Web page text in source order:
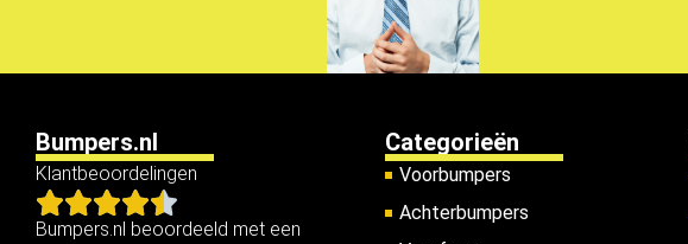
Bumpers.nl
Klantbeoordelingen
Bumpers.nl beoordeeld met een
Categorieën
Voorbumpers
Achterbumpers